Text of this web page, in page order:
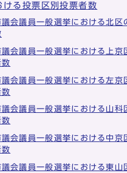
ける投票区別投票者数
議会議員一般選挙における北区
会議員一般選挙における上京
数
会議員一般選挙における左京
数
議会議員一般選挙における山科
数
議会議員一般選挙における中京
数
会議員一般選挙における東山